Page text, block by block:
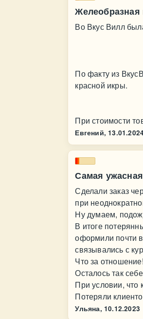
Во Вкус Вилл
По факту из
красной икры.
При стоимости
Евгений, 13.01.2024
Самая
Сделали заказ
при
Ну думаем,
В итоге
оформили почти
связывались с
Что за отношение!
Осталось так
При условии, что
Потеряли
Ульяна, 10.12.2023